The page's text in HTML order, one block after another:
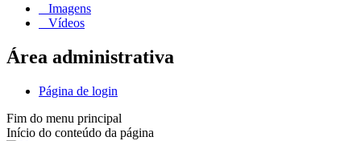
Imagens
Vídeos
Área administrativa
Página de login
Fim do menu principal
Início do conteúdo da página